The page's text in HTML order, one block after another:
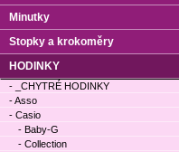
Minutky
Stopky a krokoměry
HODINKY
- _CHYTRÉ HODINKY
- Asso
- Casio
- Baby-G
- Collection